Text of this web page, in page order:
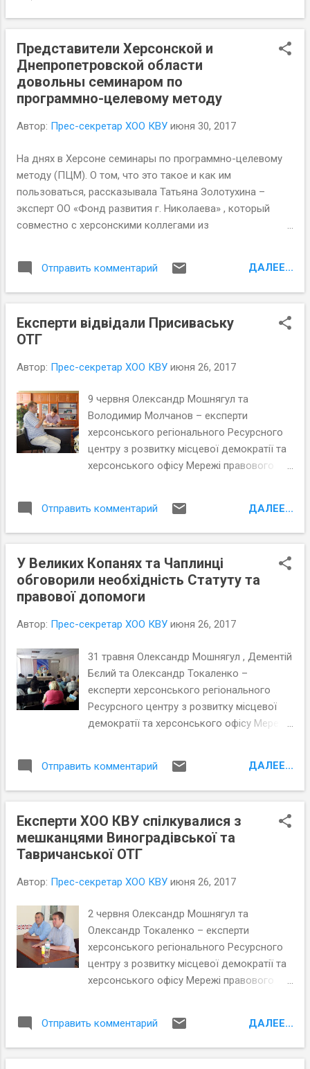
специалистов, а тут они еще и сверхзадачу поставили –
Представители Херсонской и
Днепропетровской области
довольны семинаром по
программно-целевому методу
Автор: Прес-секретар ХОО КВУ июня 30, 2017
На днях в Херсоне семинары по программно-целевому
методу (ПЦМ). О том, что это такое и как им
пользоваться, рассказывала Татьяна Золотухина –
эксперт ОО «Фонд развития г. Николаева» , который
совместно с херсонскими коллегами из
добропорядочные местные бюджеты в 5-ти областях
юга и востока Украины» . Весьма удивительно, что
общественные организации, а не власть, как это должно
было быть. Тем не менее, участники семинара-
самоуправления, общественные активисты, депутаты
Херсонской и Днепропетровской областей) остались
очень довольны полученными знаниями.
Отправить комментарий ДАЛЕЕ...
Експерти відвідали Присиваську
ОТГ
Автор: Прес-секретар ХОО КВУ июня 26, 2017
9 червня Олександр Мошнягул та
Володимир Молчанов – експерти
херсонського регіонального Ресурсного
центру з розвитку місцевої демократії та
херсонського офісу Мережі правового
об’єднаній територіальній громаді.
Отправить комментарий ДАЛЕЕ...
У Великих Копанях та Чаплинці
обговорили необхідність Статуту та
правової допомоги
Автор: Прес-секретар ХОО КВУ июня 26, 2017
31 травня Олександр Мошнягул , Дементій
Бєлий та Олександр Токаленко –
експерти херсонського регіонального
Ресурсного центру з розвитку місцевої
демократії та херсонського офісу Мережі
Великокопанівській об’єднаних
територіальних громадах круглі столи.
Отправить комментарий ДАЛЕЕ...
Експерти ХОО КВУ спілкувалися з
мешканцями Виноградівської та
Тавричанської ОТГ
Автор: Прес-секретар ХОО КВУ июня 26, 2017
2 червня Олександр Мошнягул та
Олександр Токаленко – експерти
херсонського регіонального Ресурсного
центру з розвитку місцевої демократії та
херсонського офісу Мережі правового
Тавричанській об’єднаних територіальних
громадах круглі столи.
Отправить комментарий ДАЛЕЕ...